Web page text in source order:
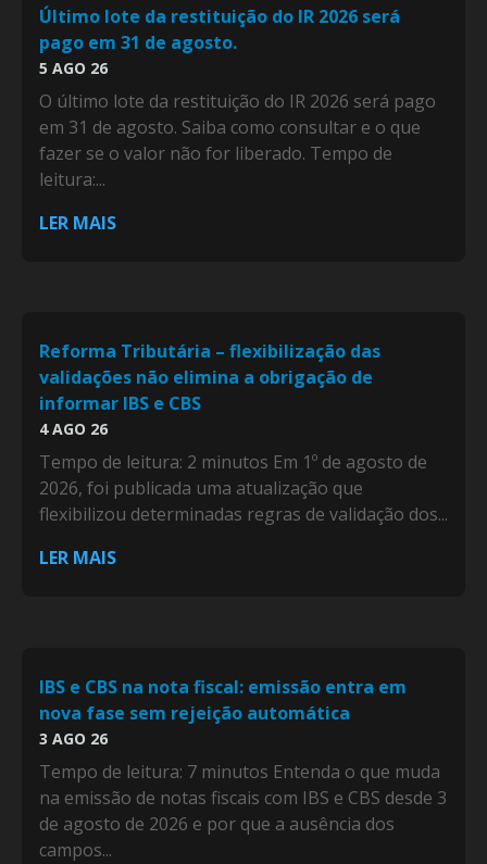
Último lote da restituição do IR 2026 será
pago em 31 de agosto.
5 AGO 26
O último lote da restituição do IR 2026 será pago
em 31 de agosto. Saiba como consultar e o que
fazer se o valor não for liberado. Tempo de
leitura:...
LER MAIS
Reforma Tributária – flexibilização das
validações não elimina a obrigação de
informar IBS e CBS
4 AGO 26
Tempo de leitura: 2 minutos Em 1º de agosto de
2026, foi publicada uma atualização que
flexibilizou determinadas regras de validação dos...
LER MAIS
IBS e CBS na nota fiscal: emissão entra em
nova fase sem rejeição automática
3 AGO 26
Tempo de leitura: 7 minutos Entenda o que muda
na emissão de notas fiscais com IBS e CBS desde 3
de agosto de 2026 e por que a ausência dos
campos...